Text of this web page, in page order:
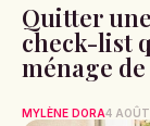
Quitter
check-list
ménage
MYLÈNE DORA4